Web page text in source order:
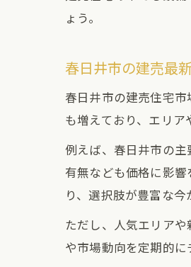
ょう。
春日井市の建売最
春日井市の建売住宅
も増えており、エリア
例えば、春日井市の
有無なども価格に影
り、選択肢が豊富な今
ただし、人気エリア
や市場動向を定期的に